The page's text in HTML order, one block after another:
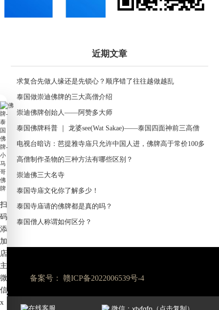
近期文章
求复合先做人缘还是先锁心？顺序错了往往越做越乱
泰国做崇迪佛牌的三大高僧介绍
崇迪佛牌创始人——阿赞多大师
泰国佛牌科普 ｜ 龙婆see(Wat Sakae)——泰国四面神前三高僧
电视台暗访：芭提雅寺庙只允许中国人进，佛牌高于常价100多
倍！
高僧制作圣物的三种方法有哪些区别？
崇迪佛三大名寺
泰国寺庙文化你了解多少！
泰国寺庙请的佛牌都是真的吗？
泰国僧人称谓如何区分？
备案号： 赣ICP备2022006539号-4
7*24小时服务热线：
扫
码
添
加
店
主
微
信
x
在线客服